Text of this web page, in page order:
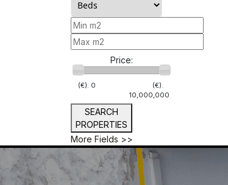
Price:
(€). 0
(€).
10,000,000
SEARCH
PROPERTIES
More Fields >>